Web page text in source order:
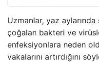
Uzmanlar, yaz aylarında
çoğalan bakteri ve
enfeksiyonlara neden
vakalarını artırdığını